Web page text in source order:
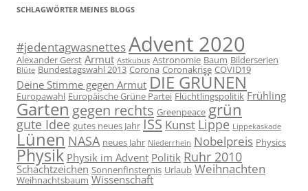
SCHLAGWÖRTER MEINES BLOGS
#jedentagwasnettesAdvent 2020
Alexander Gerst Armut Astkubus Astronomie Baum Bilderserien
Blüte Bundestagswahl 2013 Corona Coronakrise COVID19
Deine Stimme gegen Armut DIE GRÜNEN
Europawahl Europäische Grüne Partei Flüchtlingspolitik Frühling
Gartengegen rechts Greenpeace grün
gute Idee gutes neues Jahr ISS Kunst Lippe Lippekaskade
Lünen NASA neues Jahr Niederrhein Nobelpreis Physics
Physik Physik im Advent Politik Ruhr 2010
Schachtzeichen Sonnenfinsternis Urlaub Weihnachten
Weihnachtsbaum Wissenschaft